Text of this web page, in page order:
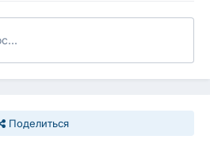
Поделиться